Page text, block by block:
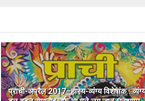
प्राची-अप्रैल 2017–हास्य-व्यंग्य विशेषांक :